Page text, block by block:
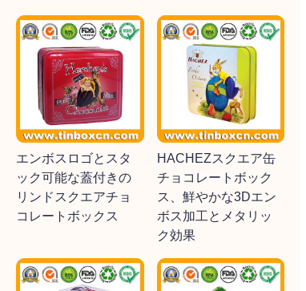
エンボスロゴとスタ
ック可能な蓋付きの
リンドスクエアチョ
コレートボックス
HACHEZスクエア缶
チョコレートボック
ス、鮮やかな3Dエン
ボス加工とメタリッ
ク効果